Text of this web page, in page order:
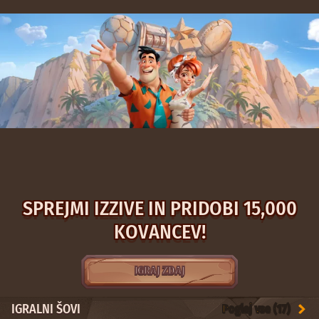
IGRALNI ŠOVI Poglej vse (17)
SPREJMI IZZIVE IN PRIDOBI 15,000
KOVANCEV!
IGRAJ ZDAJ